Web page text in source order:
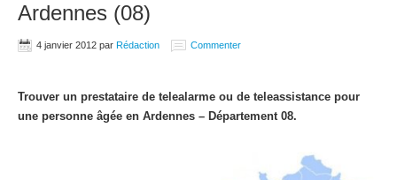
Ardennes (08)
4 janvier 2012 par Rédaction Commenter
Trouver un prestataire de telealarme ou de teleassistance pour
une personne âgée en Ardennes – Département 08.